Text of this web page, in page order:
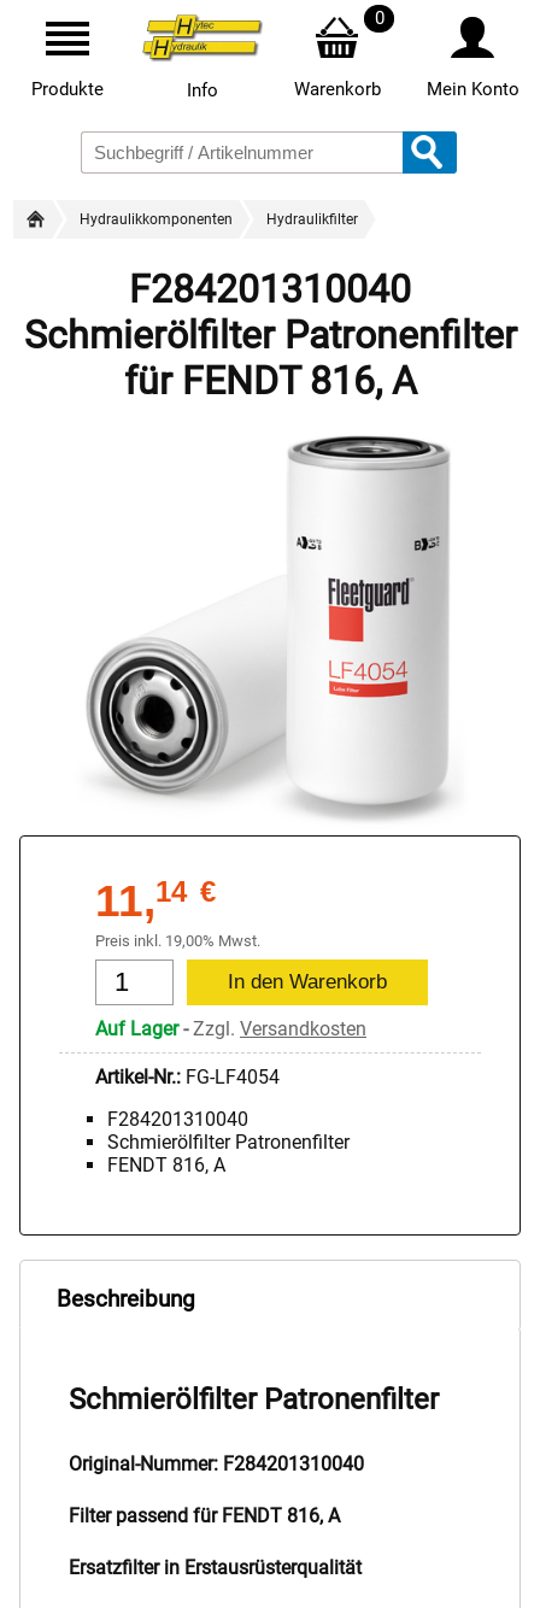
Produkte Info
0
Warenkorb Mein Konto
Hydraulikkomponenten Hydraulikfilter
F284201310040
Schmierölfilter Patronenfilter
für FENDT 816, A
11,14 €
Preis inkl. 19,00% Mwst.
Auf Lager-Zzgl. Versandkosten
Artikel-Nr.: FG-LF4054
F284201310040
Schmierölfilter Patronenfilter
FENDT 816, A
Beschreibung
Schmierölfilter Patronenfilter
Original-Nummer: F284201310040
Filter passend für FENDT 816, A
Ersatzfilter in Erstausrüsterqualität